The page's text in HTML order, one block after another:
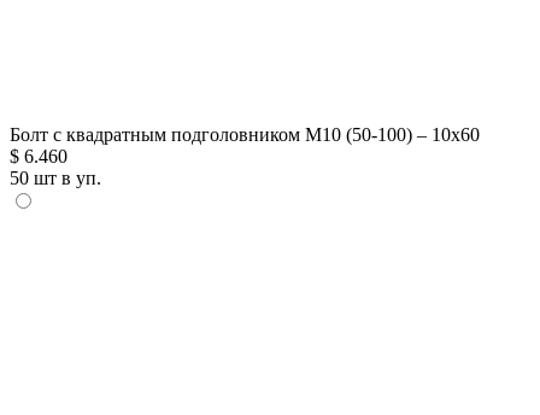
Болт с квадратным подголовником М10 (50-100) – 10х60
$ 6.460
50 шт в уп.